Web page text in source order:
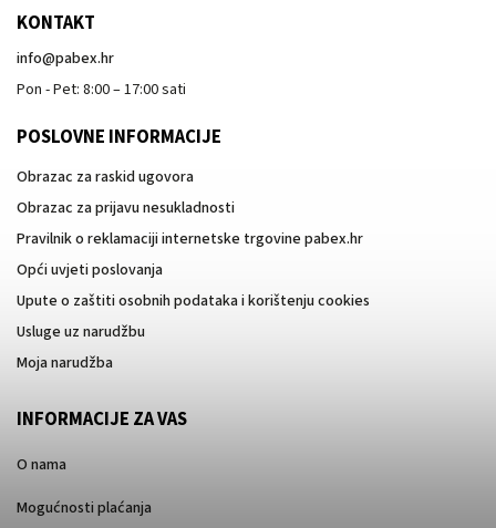
KONTAKT
info@pabex.hr
Pon - Pet: 8:00 – 17:00 sati
POSLOVNE INFORMACIJE
Obrazac za raskid ugovora
Obrazac za prijavu nesukladnosti
Pravilnik o reklamaciji internetske trgovine pabex.hr
Opći uvjeti poslovanja
Upute o zaštiti osobnih podataka i korištenju cookies
Usluge uz narudžbu
Moja narudžba
INFORMACIJE ZA VAS
O nama
Mogućnosti plaćanja